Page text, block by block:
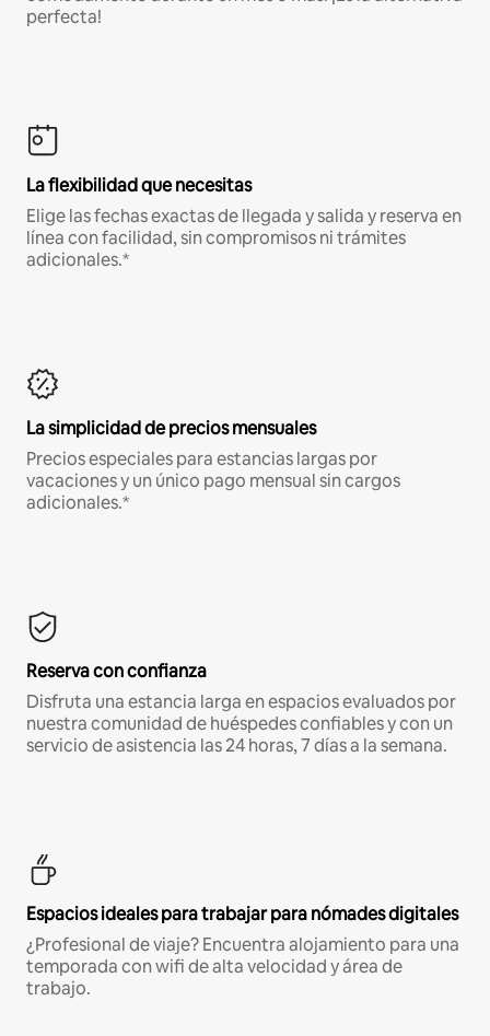
perfecta!
La flexibilidad que necesitas
Elige las fechas exactas de llegada y salida y reserva en
línea con facilidad, sin compromisos ni trámites
adicionales.*
La simplicidad de precios mensuales
Precios especiales para estancias largas por
vacaciones y un único pago mensual sin cargos
adicionales.*
Reserva con confianza
Disfruta una estancia larga en espacios evaluados por
nuestra comunidad de huéspedes confiables y con un
servicio de asistencia las 24 horas, 7 días a la semana.
Espacios ideales para trabajar para nómades digitales
¿Profesional de viaje? Encuentra alojamiento para una
temporada con wifi de alta velocidad y área de
trabajo.